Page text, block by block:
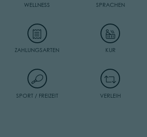
WELLNESS SPRACHEN
ZAHLUNGSARTEN KUR
SPORT / FREIZEIT VERLEIH